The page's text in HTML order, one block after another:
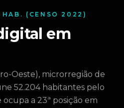
HAB. (CENSO 2022)
em
Oeste), microrregião de
52.204 habitantes pelo
ocupa a 23ª posição em